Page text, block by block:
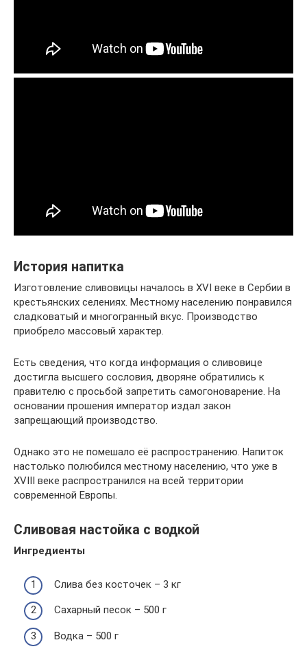
История напитка
Изготовление сливовицы началось в XVI веке в Сербии в
крестьянских селениях. Местному населению понравился
сладковатый и многогранный вкус. Производство
приобрело массовый характер.
Есть сведения, что когда информация о сливовице
достигла высшего сословия, дворяне обратились к
правителю с просьбой запретить самогоноварение. На
основании прошения император издал закон
запрещающий производство.
Однако это не помешало её распространению. Напиток
настолько полюбился местному населению, что уже в
XVIII веке распространился на всей территории
современной Европы.
Сливовая настойка с водкой
Ингредиенты
Слива без косточек – 3 кг
Сахарный песок – 500 г
Водка – 500 г